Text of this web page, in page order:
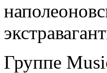
Группе